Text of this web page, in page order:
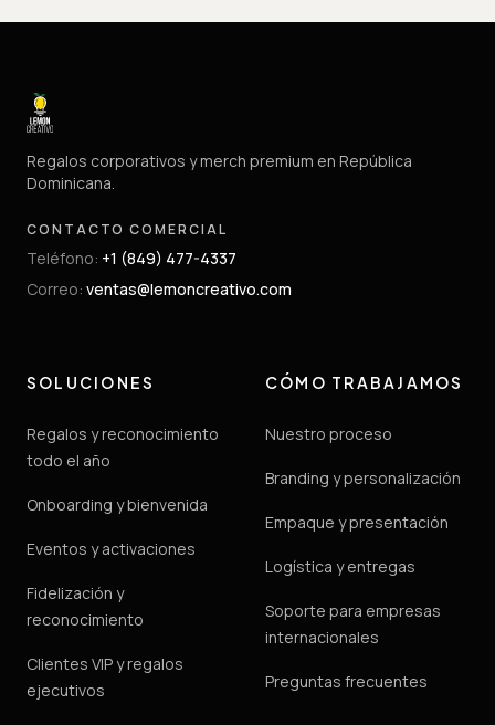
Regalos corporativos y merch premium en República
Dominicana.
CONTACTO COMERCIAL
Teléfono: +1 (849) 477-4337
Correo: ventas@lemoncreativo.com
SOLUCIONES
Regalos y reconocimiento
todo el año
Onboarding y bienvenida
Eventos y activaciones
Fidelización y
reconocimiento
Clientes VIP y regalos
ejecutivos
CÓMO TRABAJAMOS
Nuestro proceso
Branding y personalización
Empaque y presentación
Logística y entregas
Soporte para empresas
internacionales
Preguntas frecuentes